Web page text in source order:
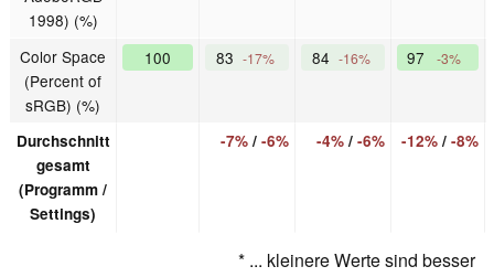
1998) (%)
Color Space
(Percent of
sRGB) (%)
100 83 -17% 84 -16% 97 -3%
Durchschnitt
gesamt
(Programm /
Settings)
-7%/ -6% -4%/ -6% -12%/ -8%
* ... kleinere Werte sind besser